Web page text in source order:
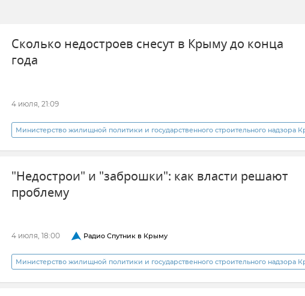
Сколько недостроев снесут в Крыму до конца
года
4 июля, 21:09
Министерство жилищной политики и государственного строительного надзора
Недострой Городская среда Новости Крыма
"Недострои" и "заброшки": как власти решают
проблему
4 июля, 18:00 Радио Спутник в Крыму
Министерство жилищной политики и государственного строительного надзора
Радио "Спутник в Крыму" Недострой Строительство